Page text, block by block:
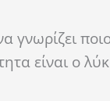
γνωρίζει
είναι ο